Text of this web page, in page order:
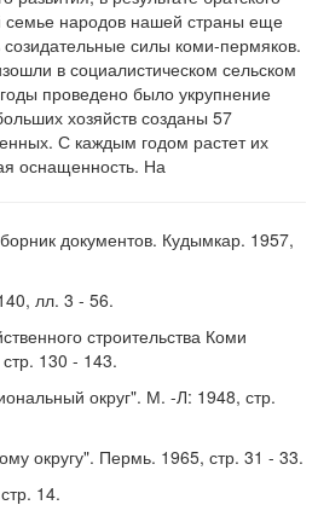
семье народов нашей страны еще
силы коми-пермяков.
в социалистическом сельском
проведено было укрупнение
хозяйств созданы 57
С каждым годом растет их
оснащенность. На
документов. Кудымкар. 1957,
лл. 3 - 56.
строительства Коми
130 - 143.
округ". М. -Л: 1948, стр.
округу". Пермь. 1965, стр. 31 - 33.
14.